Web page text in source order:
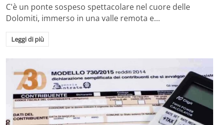
C'è un ponte sospeso spettacolare nel cuore delle
Dolomiti, immerso in una valle remota e…
Leggi di più